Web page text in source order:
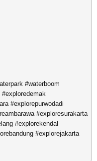
#waterboom
#explorepurwodadi
#exploresurakarta
#explorekendal
#explorejakarta